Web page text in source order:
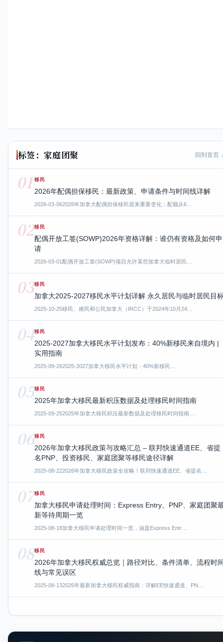
标签：家庭团聚 回到首页
01 移民
2026年配偶担保移民：最新政策、申请条件与时间线详解
2026-03-062026年加拿大配偶担保移民迎来重要变化：配额从6…
02移民
配偶开放工签(SOWP)2026年资格详解：谁仍有资格及如何申
请
2026-03-01配偶开放工签(SOWP)项目允许某些加拿大临时居民…
03移民
加拿大2025-2027移民水平计划详解 永久居民与临时居民目
2025-10-25移民、难民和公民加拿大（IRCC）于2024年10月24…
04移民
2025-2027加拿大移民水平计划发布：40%新移民来自境内 |
实用指南
2025-09-262025-2027加拿大移民水平计划：40%新移民…
05移民
2025年加拿大移民最新积压数据及处理移民时间指南
2025-09-252025年加拿大移民积压最新数据及处理移民时间指南…
06移民
2026年加拿大移民政策与攻略汇总 – 联邦快速通道EE、省提
名PNP、投资移民、家庭团聚等移民途径详解
2025-08-222026年加拿大移民政策全攻略！联邦快速通道EE、省提名…
07移民
加拿大移民申请处理时间：Express Entry、PNP、家庭团聚
新等待周期一览
2025-08-18加拿大移民申请处理时间一览，涵盖Express Entr…
08移民
2026年加拿大移民权威总览｜路径对比、条件清单、流程时
线与常见误区
2025-08-132026年最新加拿大移民权威指南：详解EE快速通道、PN…